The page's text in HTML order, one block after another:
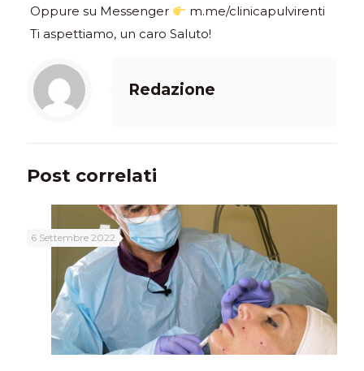
Oppure su Messenger
m.me/clinicapulvirenti
Ti aspettiamo, un caro Saluto!
Redazione
Post correlati
6 Settembre 2022